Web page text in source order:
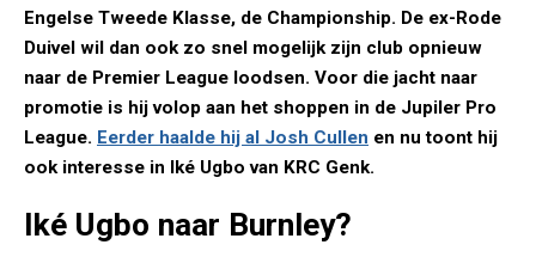
Engelse Tweede Klasse, de Championship. De ex-Rode
Duivel wil dan ook zo snel mogelijk zijn club opnieuw
naar de Premier League loodsen. Voor die jacht naar
promotie is hij volop aan het shoppen in de Jupiler Pro
League. Eerder haalde hij al Josh Cullen en nu toont hij
ook interesse in Iké Ugbo van KRC Genk.
Iké Ugbo naar Burnley?